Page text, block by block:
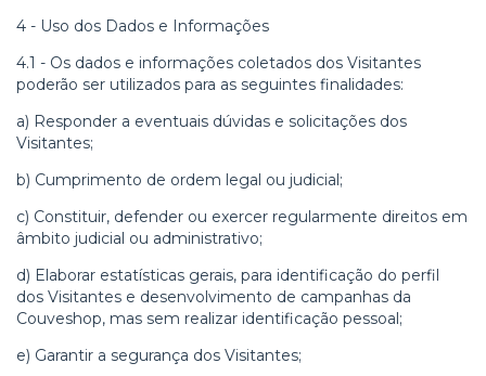
4 - Uso dos Dados e Informações
4.1 - Os dados e informações coletados dos Visitantes
poderão ser utilizados para as seguintes finalidades:
a) Responder a eventuais dúvidas e solicitações dos
Visitantes;
b) Cumprimento de ordem legal ou judicial;
c) Constituir, defender ou exercer regularmente direitos em
âmbito judicial ou administrativo;
d) Elaborar estatísticas gerais, para identificação do perfil
dos Visitantes e desenvolvimento de campanhas da
Couveshop, mas sem realizar identificação pessoal;
e) Garantir a segurança dos Visitantes;